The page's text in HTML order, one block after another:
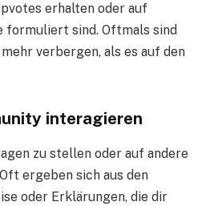
erhalten oder auf
formuliert sind. Oftmals sind
verbergen, als es auf den
interagieren
zu stellen oder auf andere
ergeben sich aus den
oder Erklärungen, die dir